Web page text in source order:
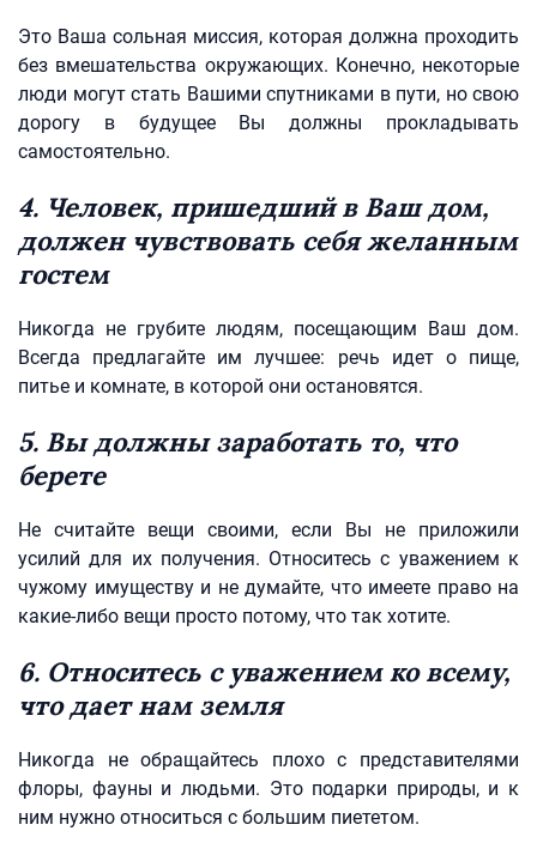
Это Ваша сольная миссия, которая должна проходить
без вмешательства окружающих. Конечно, некоторые
люди могут стать Вашими спутниками в пути, но свою
дорогу в будущее Вы должны прокладывать
самостоятельно.
4. Человек, пришедший в Ваш дом,
должен чувствовать себя желанным
гостем
Никогда не грубите людям, посещающим Ваш дом.
Всегда предлагайте им лучшее: речь идет о пище,
питье и комнате, в которой они остановятся.
5. Вы должны заработать то, что
берете
Не считайте вещи своими, если Вы не приложили
усилий для их получения. Относитесь с уважением к
чужому имуществу и не думайте, что имеете право на
какие-либо вещи просто потому, что так хотите.
6. Относитесь с уважением ко всему,
что дает нам земля
Никогда не обращайтесь плохо с представителями
флоры, фауны и людьми. Это подарки природы, и к
ним нужно относиться с большим пиететом.